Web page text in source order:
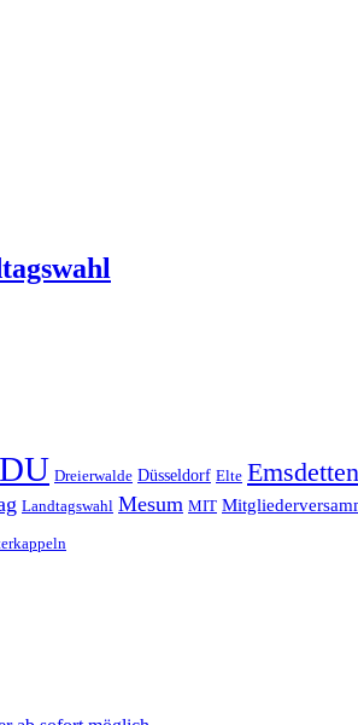
Dreierwalde Düsseldorf Elte Emsdetten
Landtagswahl Mesum MIT